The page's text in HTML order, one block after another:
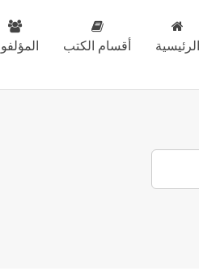
الرئيسية أقسام الكتب